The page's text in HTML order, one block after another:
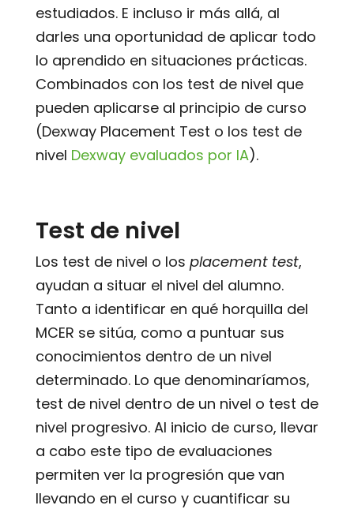
estudiados. E incluso ir más allá, al
darles una oportunidad de aplicar todo
lo aprendido en situaciones prácticas.
Combinados con los test de nivel que
pueden aplicarse al principio de curso
(Dexway Placement Test o los test de
nivel Dexway evaluados por IA).
Test de nivel
Los test de nivel o los placement test,
ayudan a situar el nivel del alumno.
Tanto a identificar en qué horquilla del
MCER se sitúa, como a puntuar sus
conocimientos dentro de un nivel
determinado. Lo que denominaríamos,
test de nivel dentro de un nivel o test de
nivel progresivo. Al inicio de curso, llevar
a cabo este tipo de evaluaciones
permiten ver la progresión que van
llevando en el curso y cuantificar su